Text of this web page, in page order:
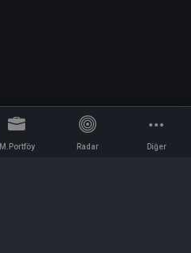
M.Portföy Radar Diğer